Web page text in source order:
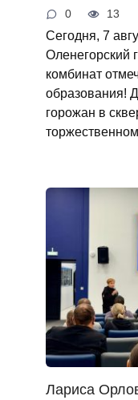
0 13
Сегодня, 7
Оленегорский
комбинат
образования!
горожан в
Лариса